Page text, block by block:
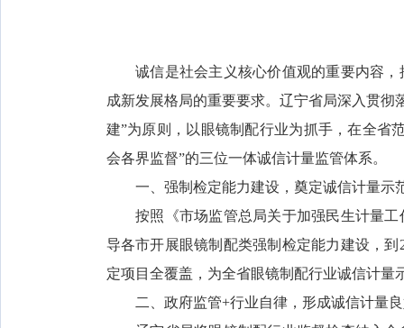
诚信是社会主义核心价值观的重要内容，
成新发展格局的重要要求。辽宁省局深入贯彻
建”为原则，以眼镜制配行业为抓手，在全省
会各界监督”的三位一体诚信计量监管体系。
一、强制检定能力建设，奠定诚信计量示
按照《市场监管总局关于加强民生计量工
导各市开展眼镜制配类强制检定能力建设，
定项目全覆盖，为全省眼镜制配行业诚信计
二、政府监管+行业自律，形成诚信计量